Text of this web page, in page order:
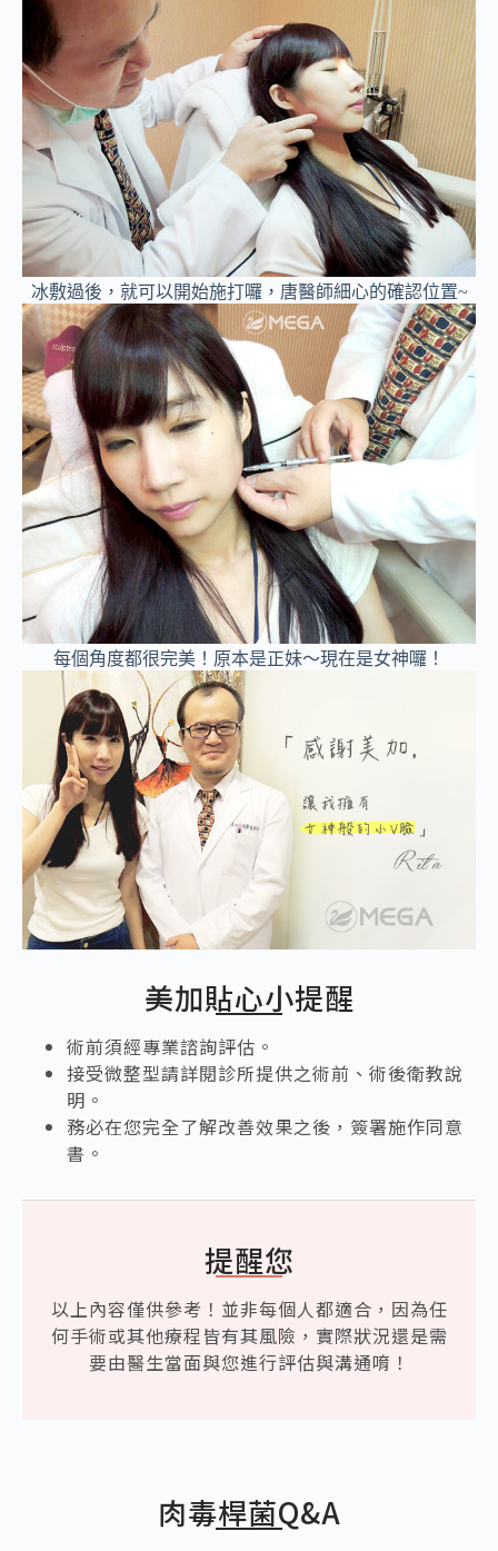
冰敷過後，就可以開始施打囉，唐醫師細心的確認位置~
每個角度都很完美！原本是正妹～現在是女神囉！
美加貼心小提醒
術前須經專業諮詢評估。
接受微整型請詳閱診所提供之術前、術後衛教說
明。
務必在您完全了解改善效果之後，簽署施作同意
書。
提醒您
以上內容僅供參考！並非每個人都適合，因為任
何手術或其他療程皆有其風險，實際狀況還是需
要由醫生當面與您進行評估與溝通唷！
肉毒桿菌Q&A